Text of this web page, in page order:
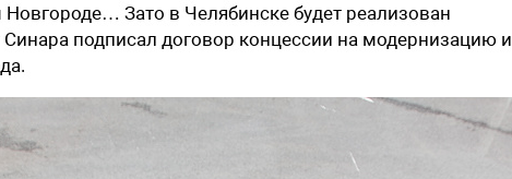
Зато в Челябинске будет реализован
подписал договор концессии на модернизацию и